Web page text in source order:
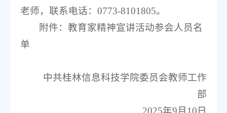
老师，联系电话：0773-8101805。
附件：教育家精神宣讲活动参会人员名
单
中共桂林信息科技学院委员会教师工作
部
2025年9月10日